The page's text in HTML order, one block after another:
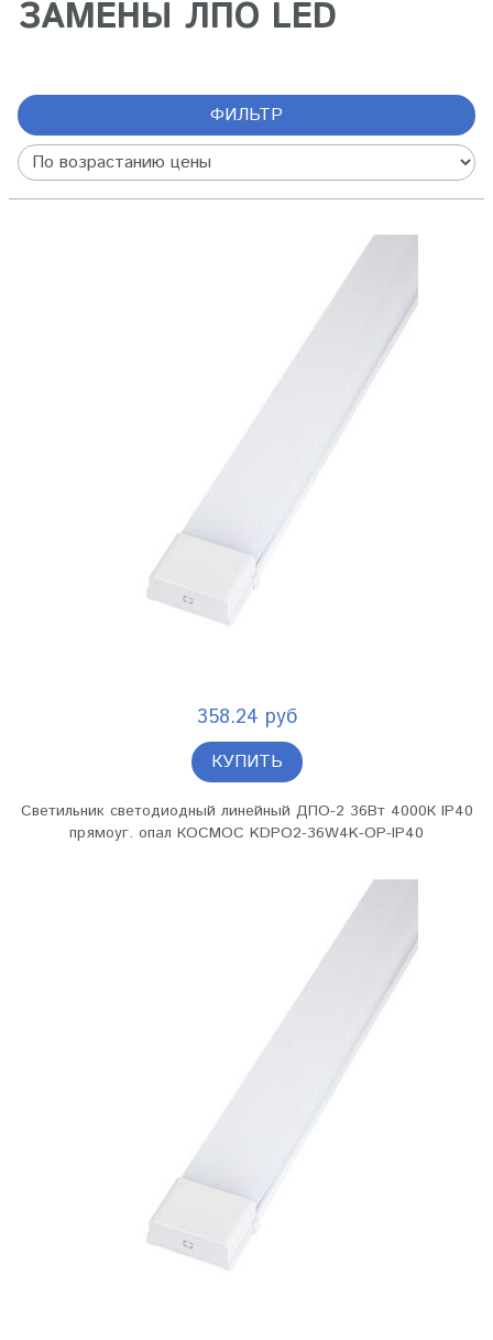
ЗАМЕНЫ ЛПО LED
ФИЛЬТР
358.24 руб
КУПИТЬ
Светильник светодиодный линейный ДПО-2 36Вт 4000К IP40
прямоуг. опал КОСМОС KDPO2-36W4K-OP-IP40